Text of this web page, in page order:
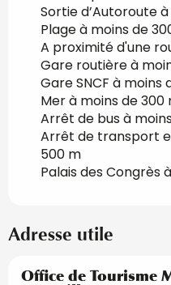
Sortie d’Autoroute
Plage à moins de 300
A proximité d'une
Gare routière à
Gare SNCF à moins
Mer à moins de 300
Arrêt de bus à moins
Arrêt de transport
500 m
Palais des Congrès
Adresse utile
Office de Tourisme